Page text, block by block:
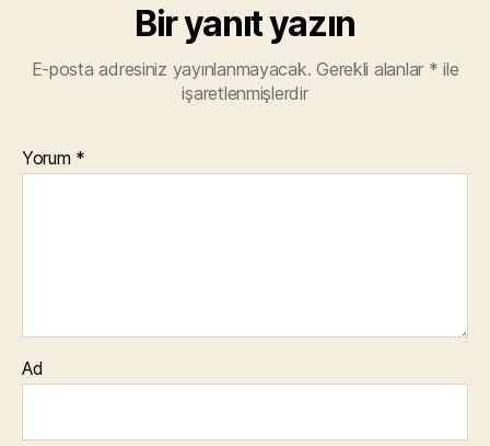
Bir yanıt yazın
E-posta adresiniz yayınlanmayacak. Gerekli alanlar * ile
işaretlenmişlerdir
Yorum *
Ad